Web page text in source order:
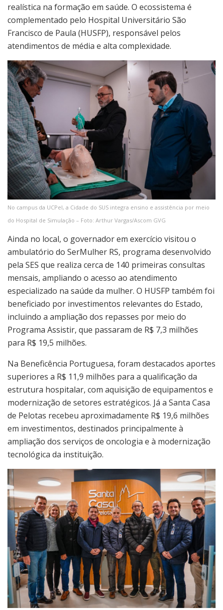
realística na formação em saúde. O ecossistema é
complementado pelo Hospital Universitário São
Francisco de Paula (HUSFP), responsável pelos
atendimentos de média e alta complexidade.
No campus da UCPel, a Cidade do SUS integra ensino e assistência por meio
do Hospital de Simulação – Foto: Arthur Vargas/Ascom GVG
Ainda no local, o governador em exercício visitou o
ambulatório do SerMulher RS, programa desenvolvido
pela SES que realiza cerca de 140 primeiras consultas
mensais, ampliando o acesso ao atendimento
especializado na saúde da mulher. O HUSFP também foi
beneficiado por investimentos relevantes do Estado,
incluindo a ampliação dos repasses por meio do
Programa Assistir, que passaram de R$ 7,3 milhões
para R$ 19,5 milhões.
Na Beneficência Portuguesa, foram destacados aportes
superiores a R$ 11,9 milhões para a qualificação da
estrutura hospitalar, com aquisição de equipamentos e
modernização de setores estratégicos. Já a Santa Casa
de Pelotas recebeu aproximadamente R$ 19,6 milhões
em investimentos, destinados principalmente à
ampliação dos serviços de oncologia e à modernização
tecnológica da instituição.